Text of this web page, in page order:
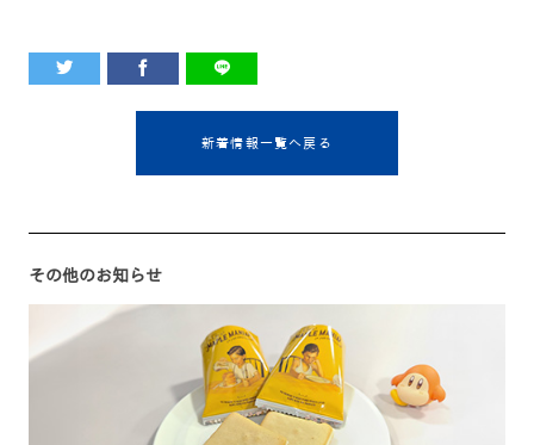
新着情報一覧へ戻る
その他のお知らせ